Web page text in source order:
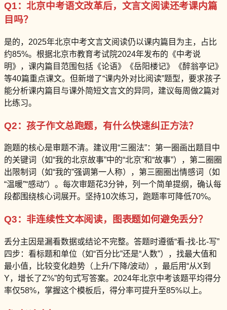
Q1：北京中考语文改革后，文言文阅读还考课内篇
目吗？
是的，2025年北京中考文言文阅读仍以课内篇目为主，占比
约85%。根据北京市教育考试院2024年发布的《中考说
明》，课内篇目范围包括《论语》《岳阳楼记》《醉翁亭记》
等40篇重点课文。但新增了“课内外对比阅读”题型，要求孩子
能分析课内篇目与课外简短文言文的异同，建议每周做2篇对
比练习。
Q2：孩子作文总跑题，有什么快速纠正方法？
跑题的核心是审题不清。建议用“三圈法”：第一圈画出题目中
的关键词（如“我的北京故事”中的“北京”和“故事”），第二圈圈
出限制词（如“我的”强调第一人称），第三圈圈出情感词（如
“温暖”“感动”）。每次审题花3分钟，列一个简单提纲，确认每
段都围绕核心词展开。坚持10次练习，跑题率可降低70%。
Q3：非连续性文本阅读，图表题如何避免丢分？
丢分主因是漏看数据或结论不完整。答题时遵循“看-找-比-写”
四步：看标题和单位（如“百分比”还是“人数”），找最大值和
最小值，比较变化趋势（上升/下降/波动），最后用“从X到
Y，增长了Z%”的句式写答案。2024年北京中考该题平均得分
率仅58%，掌握这个模板后，得分率可提升至85%以上。